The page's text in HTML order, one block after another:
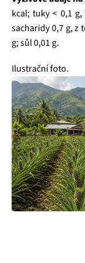
kcal; tuky < 0,1
sacharidy 0,7 g, z
g; sůl 0,01 g.
Ilustrační foto.